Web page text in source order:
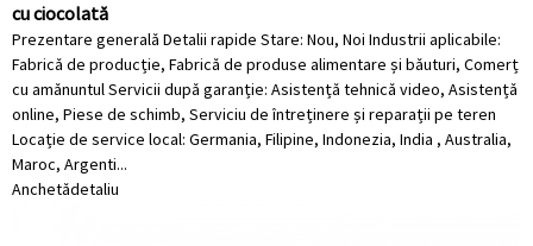
cu ciocolată
Prezentare generală Detalii rapide Stare: Nou, Noi Industrii aplicabile:
Fabrică de producție, Fabrică de produse alimentare și băuturi, Comerț
cu amănuntul Servicii după garanție: Asistență tehnică video, Asistență
online, Piese de schimb, Serviciu de întreținere și reparații pe teren
Locație de service local: Germania, Filipine, Indonezia, India , Australia,
Maroc, Argenti...
Anchetădetaliu